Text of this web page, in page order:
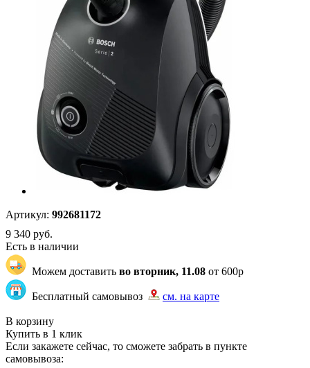
Артикул: 992681172
9 340 руб.
Есть в наличии
Можем доставить во вторник, 11.08 от 600р
Бесплатный самовывоз
см. на карте
В корзину
Купить в 1 клик
Если закажете сейчас, то сможете забрать в пункте
самовывоза: